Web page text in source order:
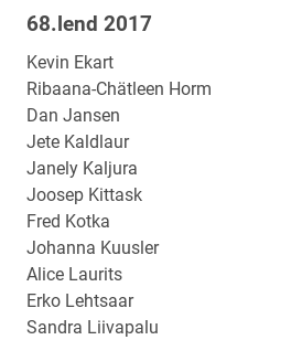
Klassi
nimi
68.lend 2017
Kevin Ekart
Ribaana-Chätleen Horm
Dan Jansen
Jete Kaldlaur
Janely Kaljura
Joosep Kittask
Fred Kotka
Johanna Kuusler
Alice Laurits
Erko Lehtsaar
Sandra Liivapalu